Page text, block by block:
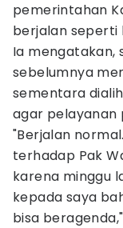
pemerintahan
berjalan seperti
Ia mengatakan,
sebelumnya
sementara
agar pelayanan
"Berjalan
terhadap Pak
karena minggu
kepada saya
bisa